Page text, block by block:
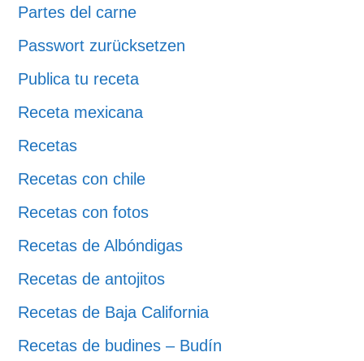
Partes del carne
Passwort zurücksetzen
Publica tu receta
Receta mexicana
Recetas
Recetas con chile
Recetas con fotos
Recetas de Albóndigas
Recetas de antojitos
Recetas de Baja California
Recetas de budines – Budín